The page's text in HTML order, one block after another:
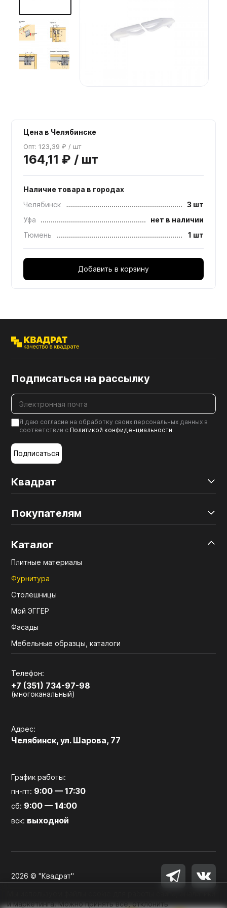
Мебельные образцы, каталоги
Цена в Челябинске
Опт: 123,39 ₽ / шт
164,11 ₽ / шт
Наличие товара в городах
Челябинск
3 шт
Уфа
нет в наличии
Тюмень
1 шт
Добавить в корзину
Квадрат
Покупателям
Каталог
Плитные материалы
Фурнитура
Столешницы
Мой ЭГГЕР
Фасады
Мебельные образцы, каталоги
Телефон:
+7 (351) 734-97-98
(многоканальный)
Адрес:
Челябинск, ул. Шарова, 77
График работы:
пн-пт: 9:00 — 17:30
сб: 9:00 — 14:00
вск: выходной
Подписаться на рассылку
Я даю согласие на обработку своих персональных данных в
соответствии с Политикой конфиденциальности.
Подписаться
2026 © "Квадрат"
и маркетинга. Можно принять все, отклонить